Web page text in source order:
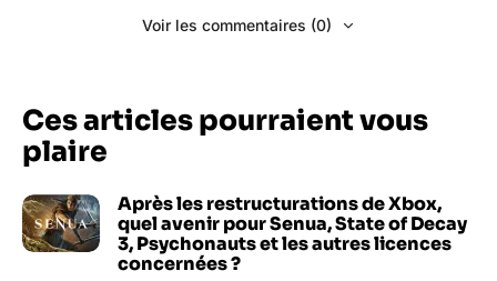
Voir les commentaires (0)
Ces articles pourraient vous
plaire
Après les restructurations de Xbox,
quel avenir pour Senua, State of Decay
3, Psychonauts et les autres licences
concernées ?